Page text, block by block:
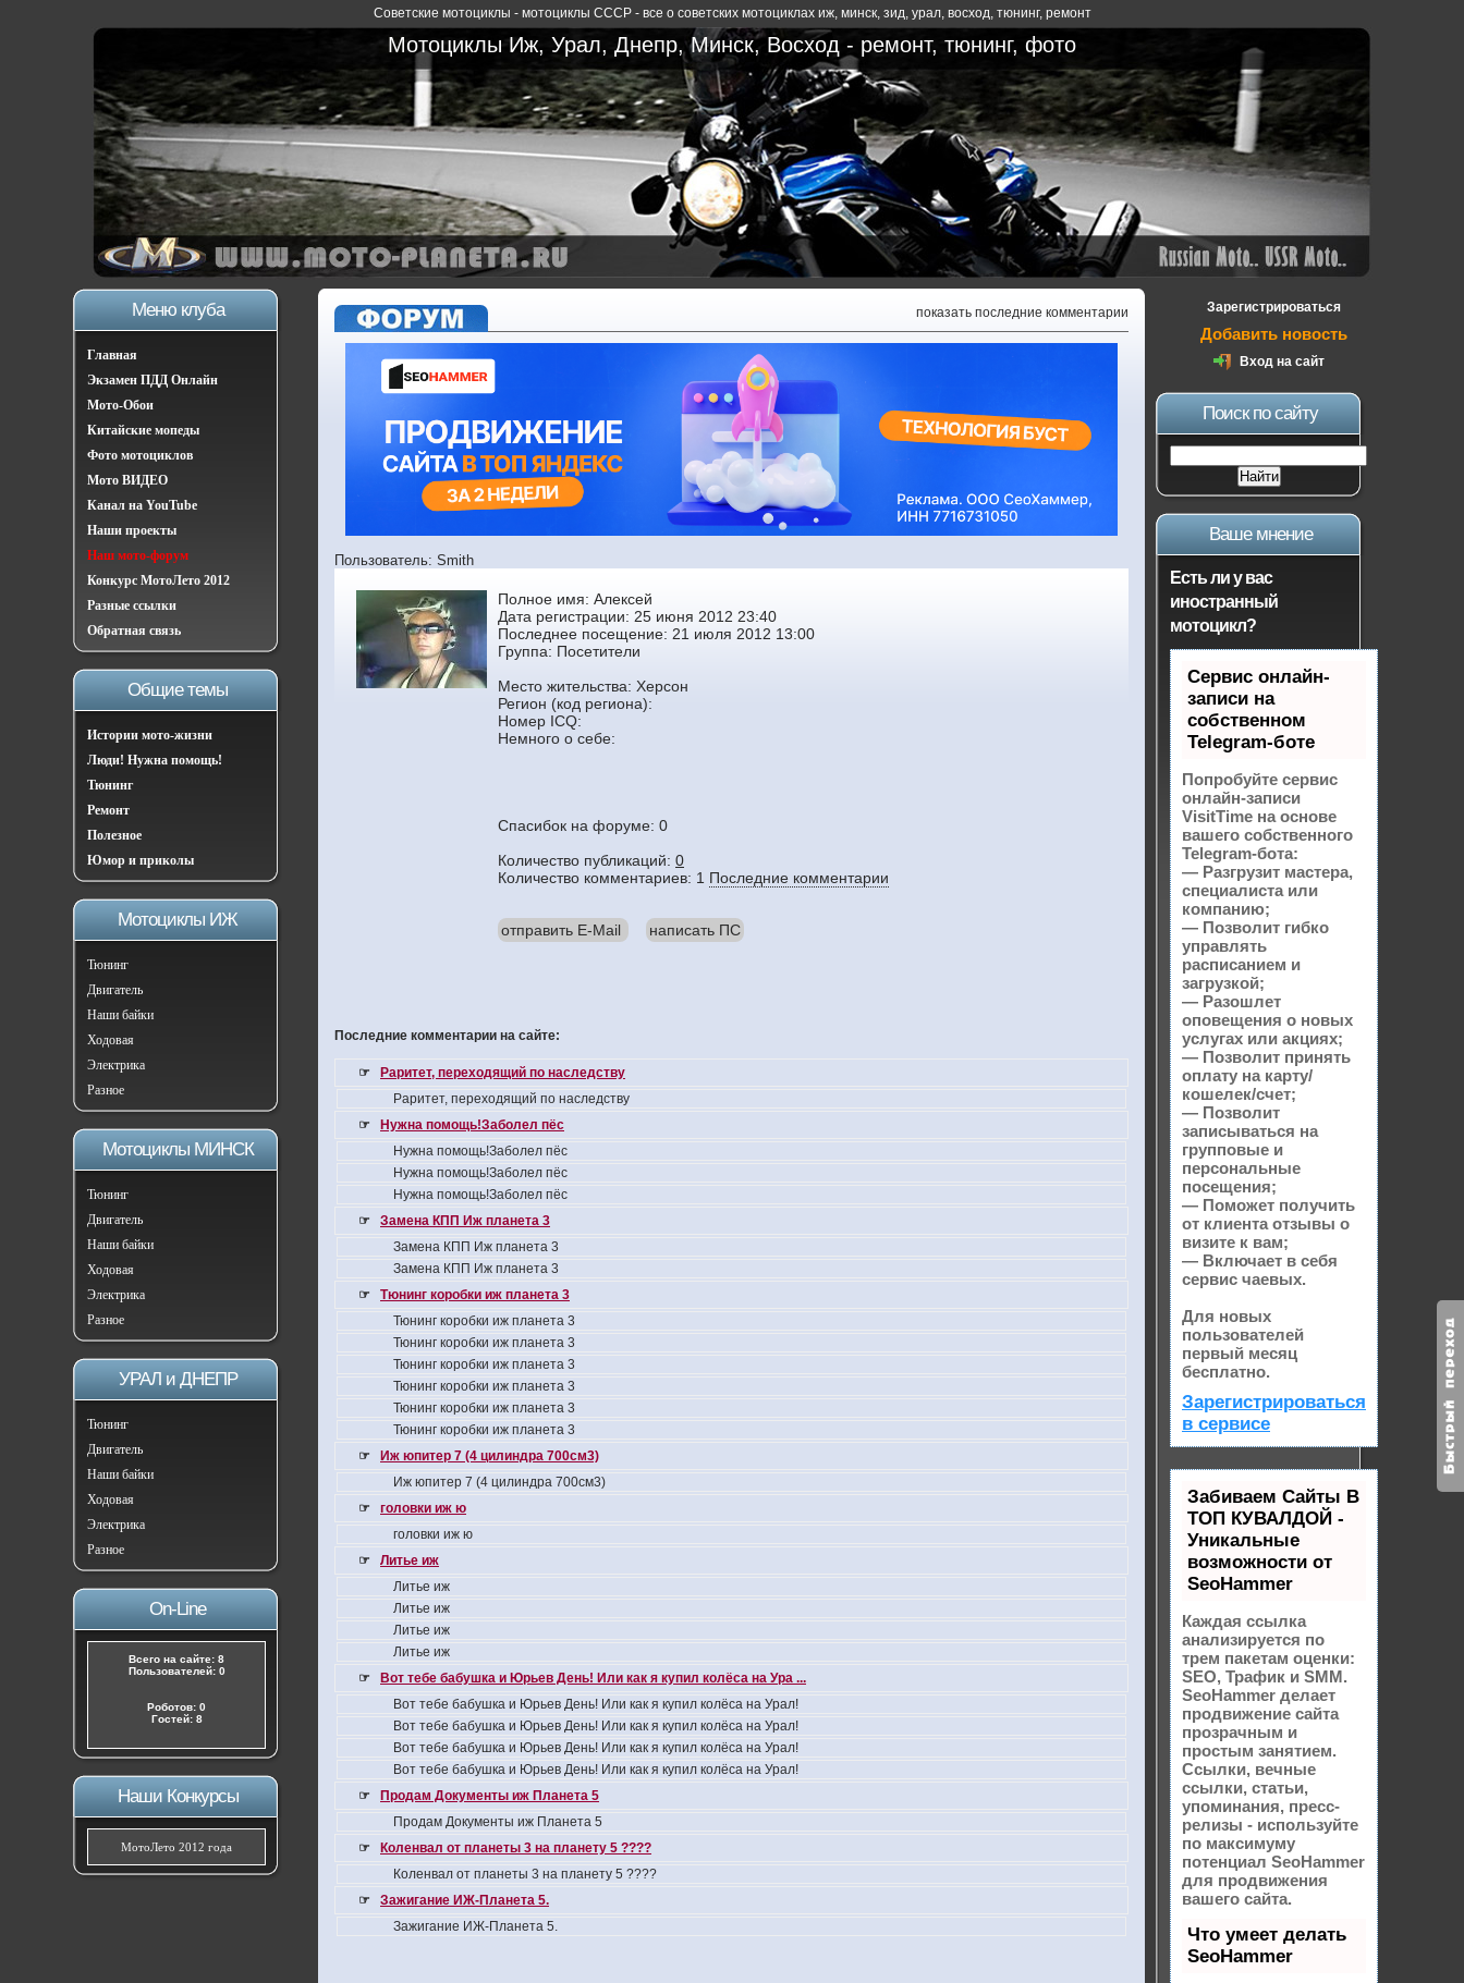
Советские мотоциклы - мотоциклы СССР - все о советских мотоциклах иж, минск, зид, урал, восход,тюнинг,ремонт
Мотоциклы Иж, Урал, Днепр, Минск, Восход - ремонт, тюнинг, фото
Меню клуба
Главная
Экзамен ПДД Онлайн
Мото-Обои
Китайские мопеды
Фото мотоциклов
Мото ВИДЕО
Канал на YouTube
Наши проекты
Наш мото-форум
Конкурс МотоЛето 2012
Разные ссылки
Обратная связь
Общие темы
Истории мото-жизни
Люди! Нужна помощь!
Тюнинг
Ремонт
Полезное
Юмор и приколы
Мотоциклы ИЖ
Тюнинг
Двигатель
Наши байки
Ходовая
Электрика
Разное
Мотоциклы МИНСК
Тюнинг
Двигатель
Наши байки
Ходовая
Электрика
Разное
УРАЛ и ДНЕПР
Тюнинг
Двигатель
Наши байки
Ходовая
Электрика
Разное
On-Line
Всего на сайте: 8
Пользователей: 0
Роботов: 0
Гостей: 8
Наши Конкурсы
МотоЛето 2012 года
показать последние комментарии
Пользователь: Smith
Полное имя: Алексей
Дата регистрации: 25 июня 2012 23:40
Последнее посещение: 21 июля 2012 13:00
Группа: Посетители
Место жительства: Херсон
Регион (код региона):
Номер ICQ:
Немного о себе:
Спасибок на форуме: 0
Количество публикаций: 0
Количество комментариев: 1 Последние комментарии
отправить E-Mail написать ПС
Последние комментарии на сайте:
☞
Раритет, переходящий по наследству
Раритет, переходящий по наследству
☞
Нужна помощь!Заболел пёс
Нужна помощь!Заболел пёс
Нужна помощь!Заболел пёс
Нужна помощь!Заболел пёс
☞
Замена КПП Иж планета 3
Замена КПП Иж планета 3
Замена КПП Иж планета 3
☞
Тюнинг коробки иж планета 3
Тюнинг коробки иж планета 3
Тюнинг коробки иж планета 3
Тюнинг коробки иж планета 3
Тюнинг коробки иж планета 3
Тюнинг коробки иж планета 3
Тюнинг коробки иж планета 3
☞
Иж юпитер 7 (4 цилиндра 700см3)
Иж юпитер 7 (4 цилиндра 700см3)
☞
головки иж ю
головки иж ю
☞
Литье иж
Литье иж
Литье иж
Литье иж
Литье иж
☞
Вот тебе бабушка и Юрьев День! Или как я купил колёса на Ура ...
Вот тебе бабушка и Юрьев День! Или как я купил колёса на Урал!
Вот тебе бабушка и Юрьев День! Или как я купил колёса на Урал!
Вот тебе бабушка и Юрьев День! Или как я купил колёса на Урал!
Вот тебе бабушка и Юрьев День! Или как я купил колёса на Урал!
☞
Продам Документы иж Планета 5
Продам Документы иж Планета 5
☞
Коленвал от планеты 3 на планету 5 ????
Коленвал от планеты 3 на планету 5 ????
☞
Зажигание ИЖ-Планета 5.
Зажигание ИЖ-Планета 5.
Зарегистрироваться
Добавить новость
Вход на сайт
Поиск по сайту
Ваше мнение
Есть ли у вас
иностранный
мотоцикл?
Сервис онлайн-
записи на
собственном
Telegram-боте
Попробуйте сервис
онлайн-записи
VisitTime на основе
вашего собственного
Telegram-бота:
— Разгрузит мастера,
специалиста или
компанию;
— Позволит гибко
управлять
расписанием и
загрузкой;
— Разошлет
оповещения о новых
услугах или акциях;
— Позволит принять
оплату на карту/
кошелек/счет;
— Позволит
записываться на
групповые и
персональные
посещения;
— Поможет получить
от клиента отзывы о
визите к вам;
— Включает в себя
сервис чаевых.
Для новых
пользователей
первый месяц
бесплатно.
Зарегистрироваться
в сервисе
Забиваем Сайты В
ТОП КУВАЛДОЙ -
Уникальные
возможности от
SeoHammer
Каждая ссылка
анализируется по
трем пакетам оценки:
SEO, Трафик и SMM.
SeoHammer делает
продвижение сайта
прозрачным и
простым занятием.
Ссылки, вечные
ссылки, статьи,
упоминания, пресс-
релизы - используйте
по максимуму
потенциал SeoHammer
для продвижения
вашего сайта.
Что умеет делать
SeoHammer